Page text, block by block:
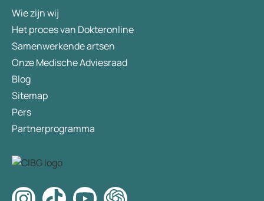
Wie zijn wij
Het proces van Dokteronline
Samenwerkende artsen
Onze Medische Adviesraad
Blog
Sitemap
Pers
Partnerprogramma